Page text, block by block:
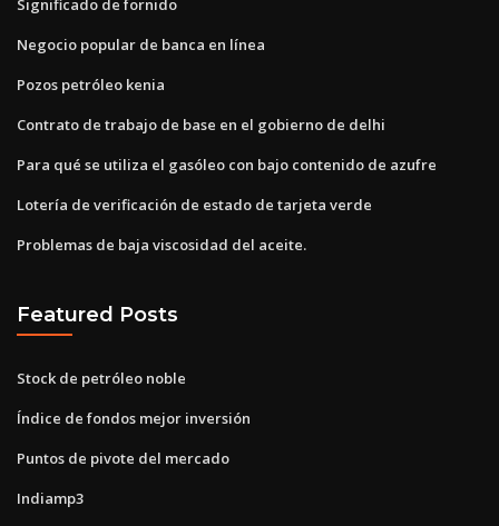
Significado de fornido
Negocio popular de banca en línea
Pozos petróleo kenia
Contrato de trabajo de base en el gobierno de delhi
Para qué se utiliza el gasóleo con bajo contenido de azufre
Lotería de verificación de estado de tarjeta verde
Problemas de baja viscosidad del aceite.
Featured Posts
Stock de petróleo noble
Índice de fondos mejor inversión
Puntos de pivote del mercado
Indiamp3